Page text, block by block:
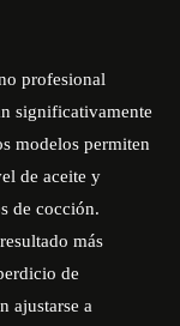
profesional
significativamente
modelos permiten
de aceite y
de cocción.
más
de
ajustarse a